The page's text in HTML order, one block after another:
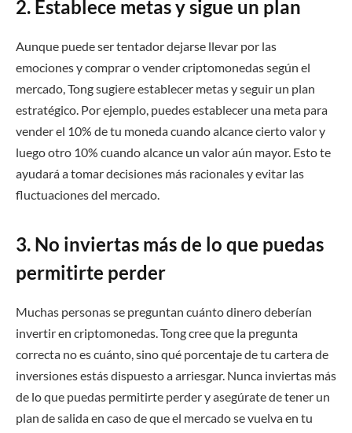
2. Establece metas y sigue un plan
Aunque puede ser tentador dejarse llevar por las
emociones y comprar o vender criptomonedas según el
mercado, Tong sugiere establecer metas y seguir un plan
estratégico. Por ejemplo, puedes establecer una meta para
vender el 10% de tu moneda cuando alcance cierto valor y
luego otro 10% cuando alcance un valor aún mayor. Esto te
ayudará a tomar decisiones más racionales y evitar las
fluctuaciones del mercado.
3. No inviertas más de lo que puedas
permitirte perder
Muchas personas se preguntan cuánto dinero deberían
invertir en criptomonedas. Tong cree que la pregunta
correcta no es cuánto, sino qué porcentaje de tu cartera de
inversiones estás dispuesto a arriesgar. Nunca inviertas más
de lo que puedas permitirte perder y asegúrate de tener un
plan de salida en caso de que el mercado se vuelva en tu